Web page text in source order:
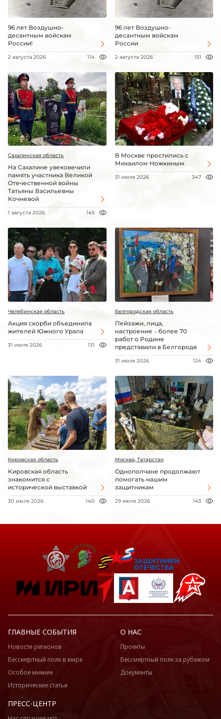
96 лет Воздушно-
десантным войскам
России!
2 августа 2026 114
96 лет Воздушно-
десантным войскам
России
2 августа 2026 151
Сахалинская область
На Сахалине увековечили
память участника Великой
Отечественной войны
Татьяны Васильевны
Кочневой
1 августа 2026 145
В Москве простились с
Михаилом Ножкиным
31 июля 2026 347
Челябинская область
Акция скорби объединила
жителей Южного Урала
31 июля 2026 131
Белгородская область
Пейзажи, лица,
настроение – более 70
работ о Родине
представили в Белгороде
31 июля 2026 124
Кировская область
Кировская область
знакомится с
исторической выставкой
30 июля 2026 140
Москва, Татарстан
Однополчане продолжают
помогать нашим
защитникам
29 июля 2026 143
ГЛАВНЫЕ СОБЫТИЯ
Новости регионов
Бессмертный полк в мире
Особое мнение
Исторические статьи
О НАС
Проекты
Бессмертный полк за рубежом
Документы
ПРЕСС-ЦЕНТР